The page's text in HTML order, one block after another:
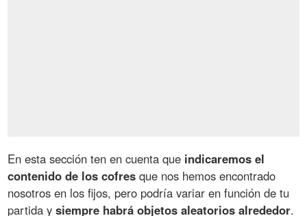
En esta sección ten en cuenta que indicaremos el
contenido de los cofres que nos hemos encontrado
nosotros en los fijos, pero podría variar en función de tu
partida ysiempre habrá objetos aleatorios alrededor.